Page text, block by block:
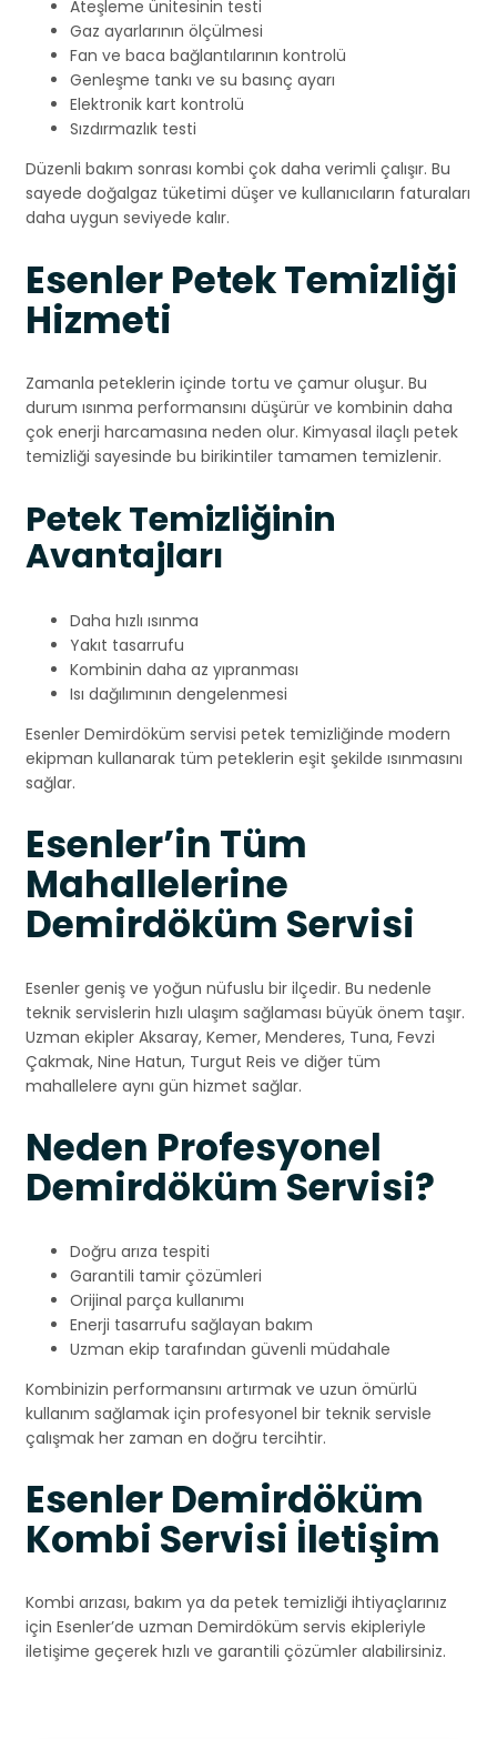
Ateşleme ünitesinin testi
Gaz ayarlarının ölçülmesi
Fan ve baca bağlantılarının kontrolü
Genleşme tankı ve su basınç ayarı
Elektronik kart kontrolü
Sızdırmazlık testi
Düzenli bakım sonrası kombi çok daha verimli çalışır. Bu
sayede doğalgaz tüketimi düşer ve kullanıcıların faturaları
daha uygun seviyede kalır.
Esenler Petek Temizliği
Hizmeti
Zamanla peteklerin içinde tortu ve çamur oluşur. Bu
durum ısınma performansını düşürür ve kombinin daha
çok enerji harcamasına neden olur. Kimyasal ilaçlı petek
temizliği sayesinde bu birikintiler tamamen temizlenir.
Petek Temizliğinin
Avantajları
Daha hızlı ısınma
Yakıt tasarrufu
Kombinin daha az yıpranması
Isı dağılımının dengelenmesi
Esenler Demirdöküm servisi petek temizliğinde modern
ekipman kullanarak tüm peteklerin eşit şekilde ısınmasını
sağlar.
Esenler’in Tüm
Mahallelerine
Demirdöküm Servisi
Esenler geniş ve yoğun nüfuslu bir ilçedir. Bu nedenle
teknik servislerin hızlı ulaşım sağlaması büyük önem taşır.
Uzman ekipler Aksaray, Kemer, Menderes, Tuna, Fevzi
Çakmak, Nine Hatun, Turgut Reis ve diğer tüm
mahallelere aynı gün hizmet sağlar.
Neden Profesyonel
Demirdöküm Servisi?
Doğru arıza tespiti
Garantili tamir çözümleri
Orijinal parça kullanımı
Enerji tasarrufu sağlayan bakım
Uzman ekip tarafından güvenli müdahale
Kombinizin performansını artırmak ve uzun ömürlü
kullanım sağlamak için profesyonel bir teknik servisle
çalışmak her zaman en doğru tercihtir.
Esenler Demirdöküm
Kombi Servisi İletişim
Kombi arızası, bakım ya da petek temizliği ihtiyaçlarınız
için Esenler’de uzman Demirdöküm servis ekipleriyle
iletişime geçerek hızlı ve garantili çözümler alabilirsiniz.